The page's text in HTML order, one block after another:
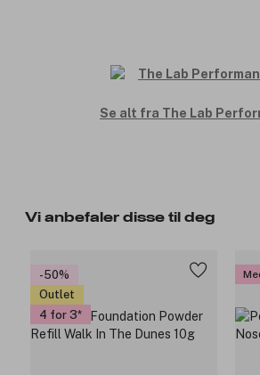
Se alt fra The Lab
Vi anbefaler disse til deg
-50%
Outlet
4 for 3